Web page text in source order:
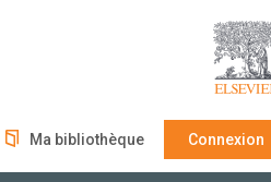
Ma bibliothèque Connexion